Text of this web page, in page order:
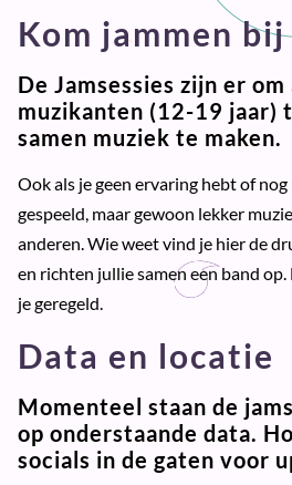
Kom jammen
De Jamsessies zijn er om
muzikanten (12-19 jaar)
samen muziek te maken.
Ook als je geen ervaring hebt of
gespeeld, maar gewoon lekker
anderen. Wie weet vind je hier de
en richten jullie samen een band
je geregeld.
Data en locatie
Momenteel staan de
op onderstaande data.
socials in de gaten voor